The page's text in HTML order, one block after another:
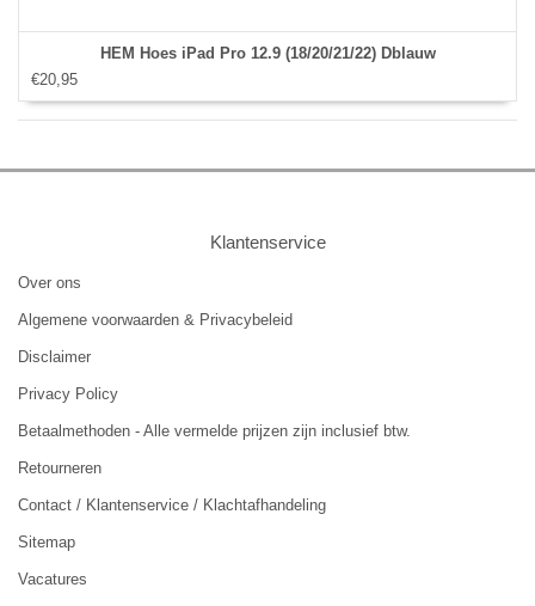
HEM Hoes iPad Pro 12.9 (18/20/21/22) Dblauw
€20,95
Klantenservice
Over ons
Algemene voorwaarden & Privacybeleid
Disclaimer
Privacy Policy
Betaalmethoden - Alle vermelde prijzen zijn inclusief btw.
Retourneren
Contact / Klantenservice / Klachtafhandeling
Sitemap
Vacatures